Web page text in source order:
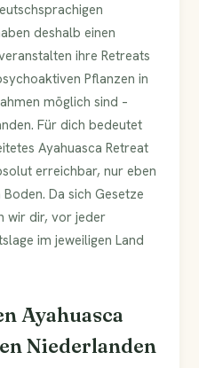
deshalb einen
ihre Retreats
Pflanzen in
möglich sind –
Für dich bedeutet
Ayahuasca Retreat
erreichbar, nur eben
Da sich Gesetze
wir dir, vor jeder
im jeweiligen Land
Ayahuasca
Niederlanden